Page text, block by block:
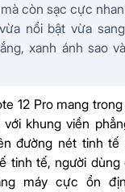
8 lõi tốc độ 2.2 GHz
108MP + 8MP + 2MP
Zoom kỹ thuật số
còn sạc cực
nổi bật vừa
xanh ánh sao
12 Pro mang
khung viền
đường nét tinh tế
tinh tế, người
máy cực ổn